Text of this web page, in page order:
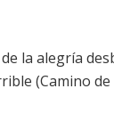
la alegría
(Camino